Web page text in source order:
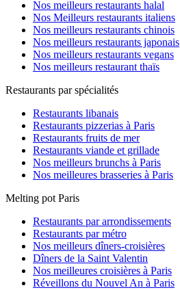
Nos meilleurs restaurants halal
Nos Meilleurs restaurants italiens
Nos meilleurs restaurants chinois
Nos meilleurs restaurants japonais
Nos meilleurs restaurants vegans
Nos meilleurs restaurant thaïs
Restaurants par spécialités
Restaurants libanais
Restaurants pizzerias à Paris
Restaurants fruits de mer
Restaurants viande et grillade
Nos meilleurs brunchs à Paris
Nos meilleures brasseries à Paris
Melting pot Paris
Restaurants par arrondissements
Restaurants par métro
Nos meilleurs dîners-croisières
Dîners de la Saint Valentin
Nos meilleures croisières à Paris
Réveillons du Nouvel An à Paris